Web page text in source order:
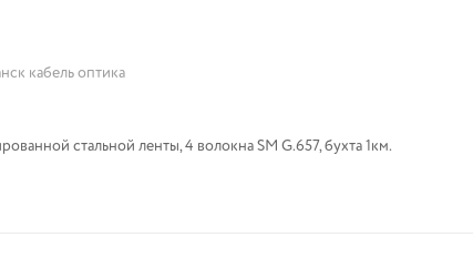
кабель оптика
стальной ленты, 4 волокна SM G.657, бухта 1км.